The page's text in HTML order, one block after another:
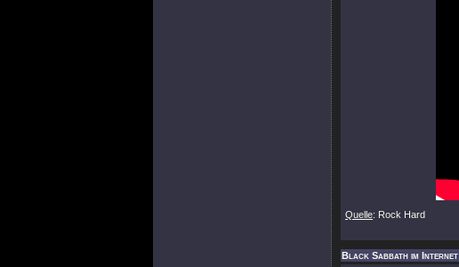
Quelle: Rock Hard
Black Sabbath im Internet